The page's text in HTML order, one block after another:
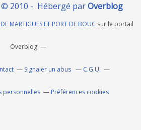
2010 - Hébergé parOverblog
DE MARTIGUES ET PORT DE BOUC sur le portail
Overblog
Signaler un abus C.G.U.
personnelles Préférences cookies